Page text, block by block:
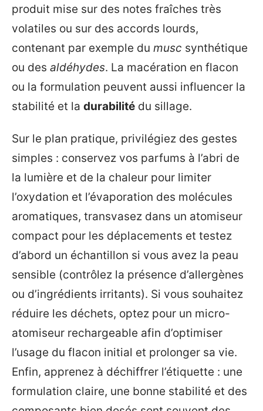
produit mise sur des notes fraîches très
volatiles ou sur des accords lourds,
contenant par exemple du musc synthétique
ou des aldéhydes. La macération en flacon
ou la formulation peuvent aussi influencer la
stabilité et la durabilité du sillage.
Sur le plan pratique, privilégiez des gestes
simples : conservez vos parfums à l’abri de
la lumière et de la chaleur pour limiter
l’oxydation et l’évaporation des molécules
aromatiques, transvasez dans un atomiseur
compact pour les déplacements et testez
d’abord un échantillon si vous avez la peau
sensible (contrôlez la présence d’allergènes
ou d’ingrédients irritants). Si vous souhaitez
réduire les déchets, optez pour un micro-
atomiseur rechargeable afin d’optimiser
l’usage du flacon initial et prolonger sa vie.
Enfin, apprenez à déchiffrer l’étiquette : une
formulation claire, une bonne stabilité et des